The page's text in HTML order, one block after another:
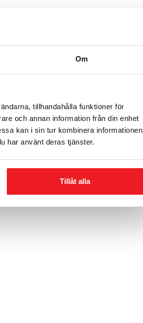
Om
tillhandahålla funktioner för
och annan information från din enhet
kan i sin tur kombinera informationen
har använt deras tjänster.
Tillåt alla